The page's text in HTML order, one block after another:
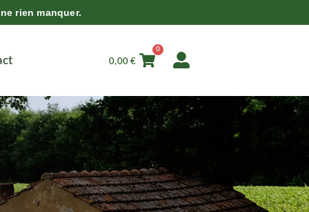
rien manquer.
0,00€
0